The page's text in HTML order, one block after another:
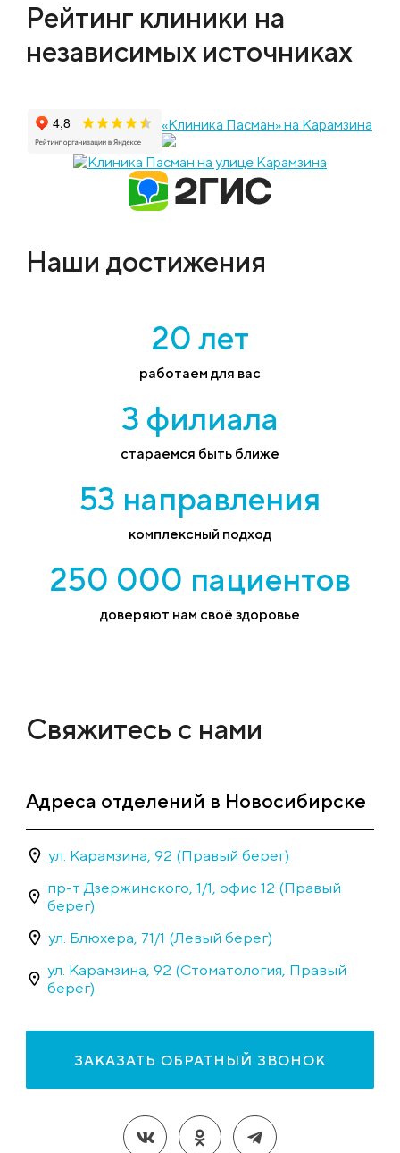
Рейтинг клиники на
независимых источниках
«Клиника Пасман» на Карамзина
Наши достижения
20 лет
работаем для вас
3 филиала
стараемся быть ближе
53 направления
комплексный подход
250 000 пациентов
доверяют нам своё здоровье
Свяжитесь с нами
Адреса отделений в Новосибирске
ул. Карамзина, 92 (Правый берег)
пр-т Дзержинского, 1/1, офис 12 (Правый
берег)
ул. Блюхера, 71/1 (Левый берег)
ул. Карамзина, 92 (Стоматология, Правый
берег)
ЗАКАЗАТЬ ОБРАТНЫЙ ЗВОНОК